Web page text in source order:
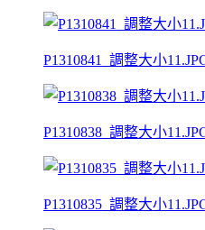
P1310841_調整大小
P1310838_調整大小
P1310835_調整大小